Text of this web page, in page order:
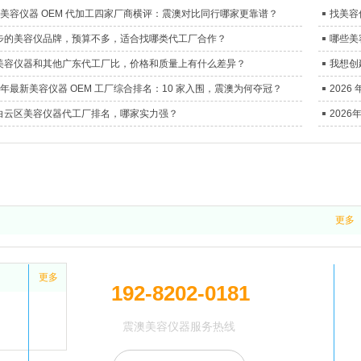
容仪器 OEM 代加工四家厂商横评：震澳对比同行哪家更靠谱？ 找美容
的美容仪品牌，预算不多，适合找哪类代工厂合作？ 哪些美
容仪器和其他广东代工厂比，价格和质量上有什么差异？ 我想创
最新美容仪器 OEM 工厂综合排名：10 家入围，震澳为何夺冠？ 2026
云区美容仪器代工厂排名，哪家实力强？
更多
更多
192-8202-0181
震澳美容仪器服务热线